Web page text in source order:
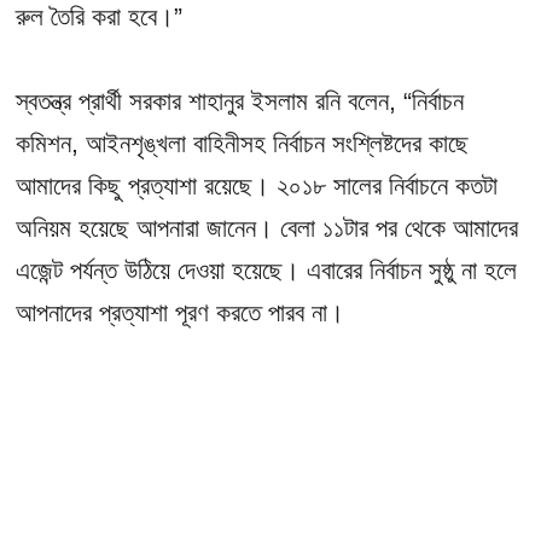
রুল তৈরি করা হবে।”
স্বতন্ত্র প্রার্থী সরকার শাহানুর ইসলাম রনি বলেন, “নির্বাচন
কমিশন, আইনশৃঙ্খলা বাহিনীসহ নির্বাচন সংশ্লিষ্টদের কাছে
আমাদের কিছু প্রত্যাশা রয়েছে। ২০১৮ সালের নির্বাচনে কতটা
অনিয়ম হয়েছে আপনারা জানেন। বেলা ১১টার পর থেকে আমাদের
এজেন্ট পর্যন্ত উঠিয়ে দেওয়া হয়েছে। এবারের নির্বাচন সুষ্ঠু না হলে
আপনাদের প্রত্যাশা পূরণ করতে পারব না।